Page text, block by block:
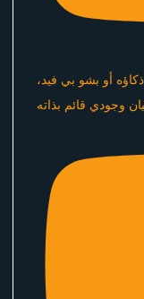
أو بشو بي فيد،
وجودي قائم بذاته